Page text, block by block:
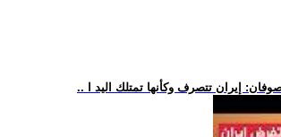
صوفان: إيران تتصرف وكأنها تمتلك اليد ا